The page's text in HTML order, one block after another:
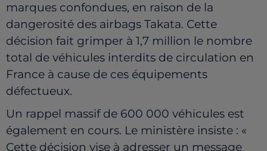
marques confondues, en raison de la
dangerosité des airbags Takata. Cette
décision fait grimper à 1,7 million le nombre
total de véhicules interdits de circulation en
France à cause de ces équipements
défectueux.
Un rappel massif de 600 000 véhicules est
également en cours. Le ministère insiste : «
Cette décision vise à adresser un message